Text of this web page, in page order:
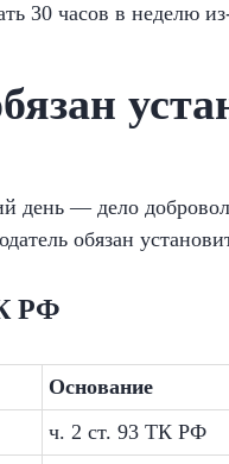
30 часов в неделю
— дело
обязан
РФ
Основание
ч. 2 ст. 93 ТК РФ